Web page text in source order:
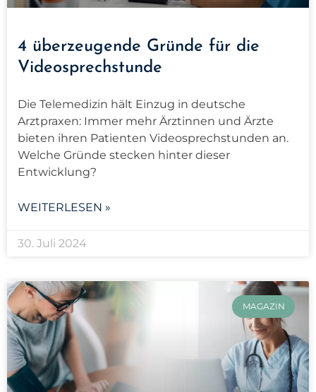
4 überzeugende Gründe für die
Videosprechstunde
Die Telemedizin hält Einzug in deutsche
Arztpraxen: Immer mehr Ärztinnen und Ärzte
bieten ihren Patienten Videosprechstunden an.
Welche Gründe stecken hinter dieser
Entwicklung?
WEITERLESEN »
30. Juli 2024
MAGAZIN